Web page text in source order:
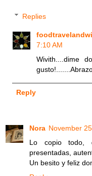
Replies
7:10 AM
Wivith....dime
Reply
Nora November
Lo copio todo,
presentadas,
Un besito y feliz